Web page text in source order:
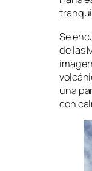
Se
de las
una
con